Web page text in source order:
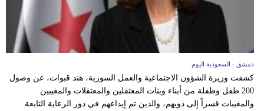
دمشق - السعودية اليوم
كشفت وزيرة الشؤون الاجتماعية والعمل السورية، هند قبوات، عن وصول
200 طفل وطفلة من أبناء وبنات المعتقلين والمعتقلات والمغيبين
والمغيبات قسراً إلى ذويهم، والذين تم إيداعهم في دور الرعاية التابعة